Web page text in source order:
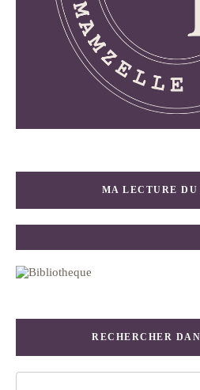
MA LECTURE DU
RECHERCHER